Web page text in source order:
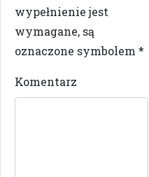
wypełnienie jest
wymagane, są
oznaczone symbolem *
Komentarz